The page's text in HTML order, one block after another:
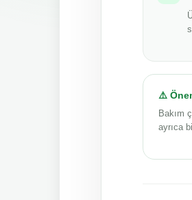
⚠️
Bakım
ayrıca